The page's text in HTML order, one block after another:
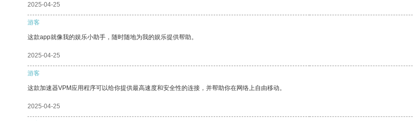
2025-04-25
游客
这款app就像我的娱乐小助手，随时随地为我的娱乐提供帮助。
2025-04-25
游客
这款加速器VPM应用程序可以给你提供最高速度和安全性的连接，并帮助你在网络上自由移动。
2025-04-25